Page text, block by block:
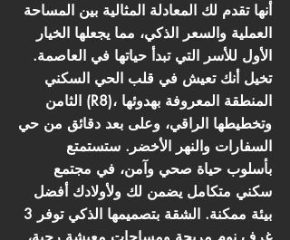
أنها تقدم لك المعادلة المثالية بين المساحة
العملية والسعر الذكي، مما يجعلها الخيار
الأول للأسر التي تبدأ حياتها في العاصمة.
تخيل أنك تعيش في قلب الحي السكني
الثامن (R8)، المنطقة المعروفة بهدوئها
وتخطيطها الراقي، وعلى بعد دقائق من حي
السفارات والنهر الأخضر. ستستمتع
بأسلوب حياة صحي وآمن، في مجتمع
سكني متكامل يضمن لك ولأولادك أفضل
بيئة ممكنة. الشقة بتصميمها الذكي توفر 3